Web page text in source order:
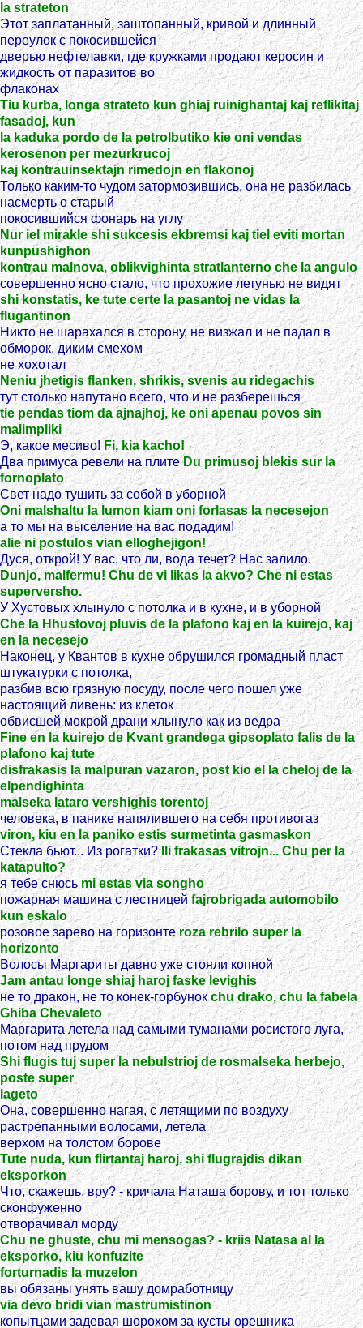
la strateton
Этот заплатанный, заштопанный, кривой и длинный
переулок с покосившейся
дверью нефтелавки, где кружками продают керосин и
жидкость от паразитов во
флаконах
Tiu kurba, longa strateto kun ghiaj ruinighantaj kaj reflikitaj
fasadoj, kun
la kaduka pordo de la petrolbutiko kie oni vendas
kerosenon per mezurkrucoj
kaj kontrauinsektajn rimedojn en flakonoj
Только каким-то чудом затормозившись, она не разбилась
насмерть о старый
покосившийся фонарь на углу
Nur iel mirakle shi sukcesis ekbremsi kaj tiel eviti mortan
kunpushighon
kontrau malnova, oblikvighinta stratlanterno che la angulo
совершенно ясно стало, что прохожие летунью не видят
shi konstatis, ke tute certe la pasantoj ne vidas la
flugantinon
Никто не шарахался в сторону, не визжал и не падал в
обморок, диким смехом
не хохотал
Neniu jhetigis flanken, shrikis, svenis au ridegachis
тут столько напутано всего, что и не разберешься
tie pendas tiom da ajnajhoj, ke oni apenau povos sin
malimpliki
Э, какое месиво!Fi, kia kacho!
Два примуса ревели на плитеDu primusoj blekis sur la
fornoplato
Свет надо тушить за собой в уборной
Oni malshaltu la lumon kiam oni forlasas la necesejon
а то мы на выселение на вас подадим!
alie ni postulos vian elloghejigon!
Дуся, открой! У вас, что ли, вода течет? Нас залило.
Dunjo, malfermu! Chu de vi likas la akvo? Che ni estas
superversho.
У Хустовых хлынуло с потолка и в кухне, и в уборной
Che la Hhustovoj pluvis de la plafono kaj en la kuirejo, kaj
en la necesejo
Наконец, у Квантов в кухне обрушился громадный пласт
штукатурки с потолка,
разбив всю грязную посуду, после чего пошел уже
настоящий ливень: из клеток
обвисшей мокрой драни хлынуло как из ведра
Fine en la kuirejo de Kvant grandega gipsoplato falis de la
plafono kaj tute
disfrakasis la malpuran vazaron, post kio el la cheloj de la
elpendighinta
malseka lataro vershighis torentoj
человека, в панике напялившего на себя противогаз
viron, kiu en la paniko estis surmetinta gasmaskon
Стекла бьют... Из рогатки?Ili frakasas vitrojn... Chu per la
katapulto?
я тебе снюсь mi estas via songho
пожарная машина с лестницей fajrobrigada automobilo
kun eskalo
розовое зарево на горизонтеroza rebrilo super la
horizonto
Волосы Маргариты давно уже стояли копной
Jam antau longe shiaj haroj faske levighis
не то дракон, не то конек-горбунокchu drako, chu la fabela
Ghiba Chevaleto
Маргарита летела над самыми туманами росистого луга,
потом над прудом
Shi flugis tuj super la nebulstrioj de rosmalseka herbejo,
poste super
lageto
Она, совершенно нагая, с летящими по воздуху
растрепанными волосами, летела
верхом на толстом борове
Tute nuda, kun flirtantaj haroj, shi flugrajdis dikan
eksporkon
Что, скажешь, вру? - кричала Наташа борову, и тот только
сконфуженно
отворачивал морду
Chu ne ghuste, chu mi mensogas? - kriis Natasa al la
eksporko, kiu konfuzite
forturnadis la muzelon
вы обязаны унять вашу домработницу
via devo bridi vian mastrumistinon
копытцами задевая шорохом за кусты орешника